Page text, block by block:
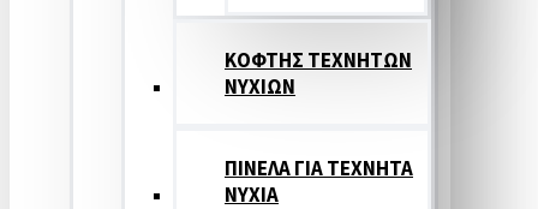
ΚΟΦΤΗΣ ΤΕΧΝΗΤΩΝ
ΝΥΧΙΩΝ
ΠΙΝΕΛΑ ΓΙΑ ΤΕΧΝΗΤΑ
ΝΥΧΙΑ